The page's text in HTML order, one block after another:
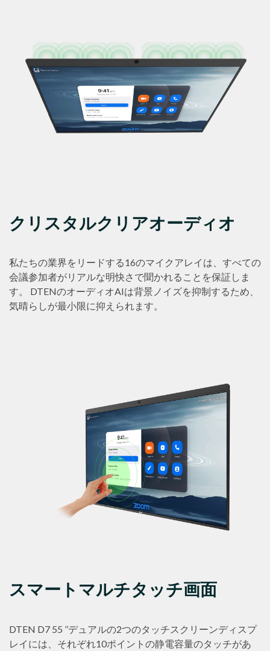
クリスタルクリアオーディオ
私たちの業界をリードする16のマイクアレイは、すべての
会議参加者がリアルな明快さで聞かれることを保証しま
す。 DTENのオーディオAIは背景ノイズを抑制するため、
気晴らしが最小限に抑えられます。
スマートマルチタッチ画面
DTEN D7 55 ’’デュアルの2つのタッチスクリーンディスプ
レイには、それぞれ10ポイントの静電容量のタッチがあ